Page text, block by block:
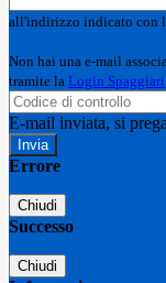
all'indirizzo indicato con
Non hai una e-mail
tramite la Login Spaggiari
E-mail inviata, si
Errore
Chiudi
Successo
Chiudi